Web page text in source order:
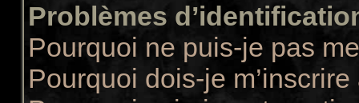
Problèmes
Pourquoi ne puis-je pas
Pourquoi dois-je